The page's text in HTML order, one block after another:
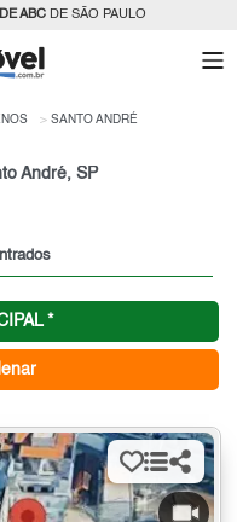
ABC DE SÃO PAULO
SANTO ANDRÉ
André, SP
*